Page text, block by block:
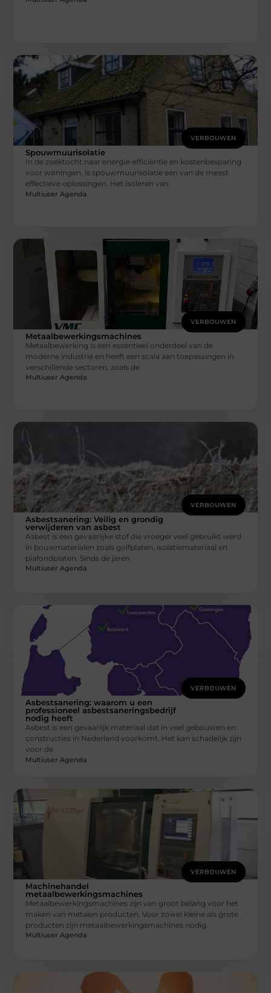
VERBOUWEN
Spouwmuurisolatie
In de zoektocht naar energie-efficiëntie en kostenbesparing
voor woningen, is spouwmuurisolatie een van de meest
effectieve oplossingen. Het isoleren van
Multiuser Agenda
VERBOUWEN
Metaalbewerkingsmachines
Metaalbewerking is een essentieel onderdeel van de
moderne industrie en heeft een scala aan toepassingen in
verschillende sectoren, zoals de
Multiuser Agenda
VERBOUWEN
Asbestsanering: Veilig en grondig
verwijderen van asbest
Asbest is een gevaarlijke stof die vroeger veel gebruikt werd
in bouwmaterialen zoals golfplaten, isolatiemateriaal en
plafondplaten. Sinds de jaren
Multiuser Agenda
VERBOUWEN
Asbestsanering: waarom u een
professioneel asbestsaneringsbedrijf
nodig heeft
Asbest is een gevaarlijk materiaal dat in veel gebouwen en
constructies in Nederland voorkomt. Het kan schadelijk zijn
voor de
Multiuser Agenda
VERBOUWEN
Machinehandel
metaalbewerkingsmachines
Metaalbewerkingsmachines zijn van groot belang voor het
maken van metalen producten. Voor zowel kleine als grote
producten zijn metaalbewerkingsmachines nodig.
Multiuser Agenda